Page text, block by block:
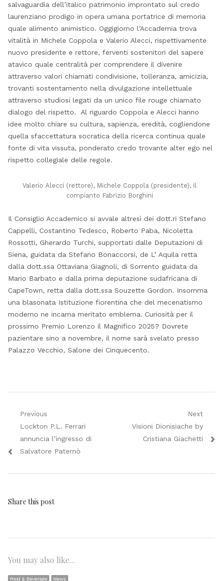
salvaguardia dell’italico patrimonio improntato sul credo
laurenziano prodigo in opera umana portatrice di memoria
quale alimento animistico. Oggigiorno l’Accademia trova
vitalità in Michele Coppola e Valerio Alecci, rispettivamente
nuovo presidente e rettore, ferventi sostenitori del sapere
atavico quale centralità per comprendere il divenire
attraverso valori chiamati condivisione, tolleranza, amicizia,
trovanti sostentamento nella divulgazione intellettuale
attraverso studiosi legati da un unico file rouge chiamato
dialogo del rispetto. Al riguardo Coppola e Alecci hanno
idee molto chiare su cultura, sapienza, eredità, cogliendone
quella sfaccettatura socratica della ricerca continua quale
fonte di vita vissuta, ponderato credo trovante alter ego nel
rispetto collegiale delle regole.
Valerio Alecci (rettore), Michele Coppola (presidente), il
compianto Fabrizio Borghini
Il Consiglio Accademico si avvale altresì dei dott.ri Stefano
Cappelli, Costantino Tedesco, Roberto Paba, Nicoletta
Rossotti, Gherardo Turchi, supportati dalle Deputazioni di
Siena, guidata da Stefano Bonaccorsi, de L’ Aquila retta
dalla dott.ssa Ottaviana Giagnoli, di Sorrento guidata da
Mario Barbato e dalla prima deputazione sudafricana di
CapeTown, retta dalla dott.ssa Souzette Gordon. Insomma
una blasonata Istituzione fiorentina che del mecenatismo
moderno ne incarna meritato emblema. Curiosità per il
prossimo Premio Lorenzo il Magnifico 2025? Dovrete
pazientare sino a novembre, il nome sarà svelato presso
Palazzo Vecchio, Salone dei Cinquecento.
Navigazione
articoli
Previous
Previous
post:
Lockton P.L. Ferrari
annuncia l’ingresso di
Salvatore Paternò
Next
Next
post:
Visioni Dionisiache by
Cristiana Giachetti
Share this post
You may also like...
Food & Beverage News